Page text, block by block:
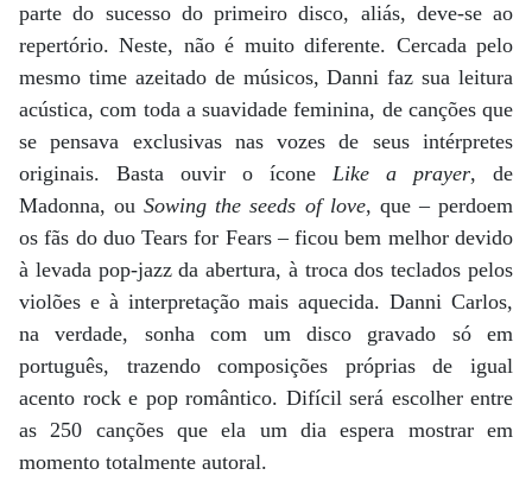
parte do sucesso do primeiro disco, aliás, deve-se ao
repertório. Neste, não é muito diferente. Cercada pelo
mesmo time azeitado de músicos, Danni faz sua leitura
acústica, com toda a suavidade feminina, de canções que
se pensava exclusivas nas vozes de seus intérpretes
originais. Basta ouvir o ícone Like a prayer, de
Madonna, ouSowing the seeds of love, que – perdoem
os fãs do duo Tears for Fears – ficou bem melhor devido
à levada pop-jazz da abertura, à troca dos teclados pelos
violões e à interpretação mais aquecida. Danni Carlos,
na verdade, sonha com um disco gravado só em
português, trazendo composições próprias de igual
acento rock e pop romântico. Difícil será escolher entre
as 250 canções que ela um dia espera mostrar em
momento totalmente autoral.